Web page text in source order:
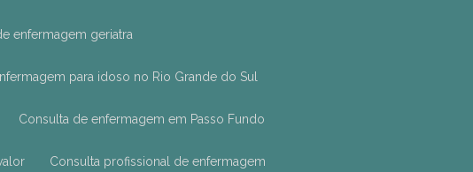
enfermagem geriatra
para idoso no Rio Grande do Sul
Consulta de enfermagem em Passo Fundo
Consulta profissional de enfermagem